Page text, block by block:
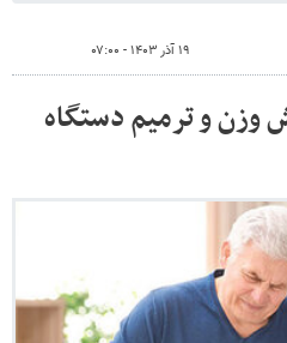
۱۹ آذر ۱۴۰۳ - ۰۷:۰۰
وزن و ترمیم دستگاه